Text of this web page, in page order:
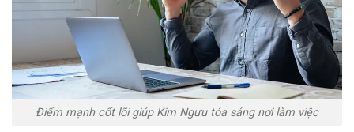
Điểm mạnh cốt lõi giúp Kim Ngưu tỏa sáng nơi làm việc